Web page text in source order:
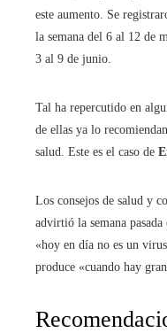
este aumento. Se
la semana del 6 al 12 de
3 al 9 de junio.
Tal ha repercutido en
de ellas ya lo recomiendan
salud. Este es el caso de
Los consejos de salud y
advirtió la semana
«hoy en día no es un
produce «cuando hay